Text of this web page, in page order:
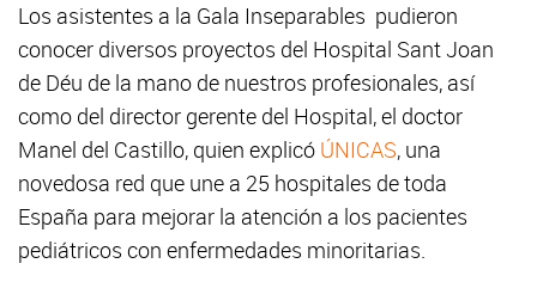
Los asistentes a la Gala Inseparables pudieron
conocer diversos proyectos del Hospital Sant Joan
de Déu de la mano de nuestros profesionales, así
como del director gerente del Hospital, el doctor
Manel del Castillo, quien explicó ÚNICAS, una
novedosa red que une a 25 hospitales de toda
España para mejorar la atención a los pacientes
pediátricos con enfermedades minoritarias.